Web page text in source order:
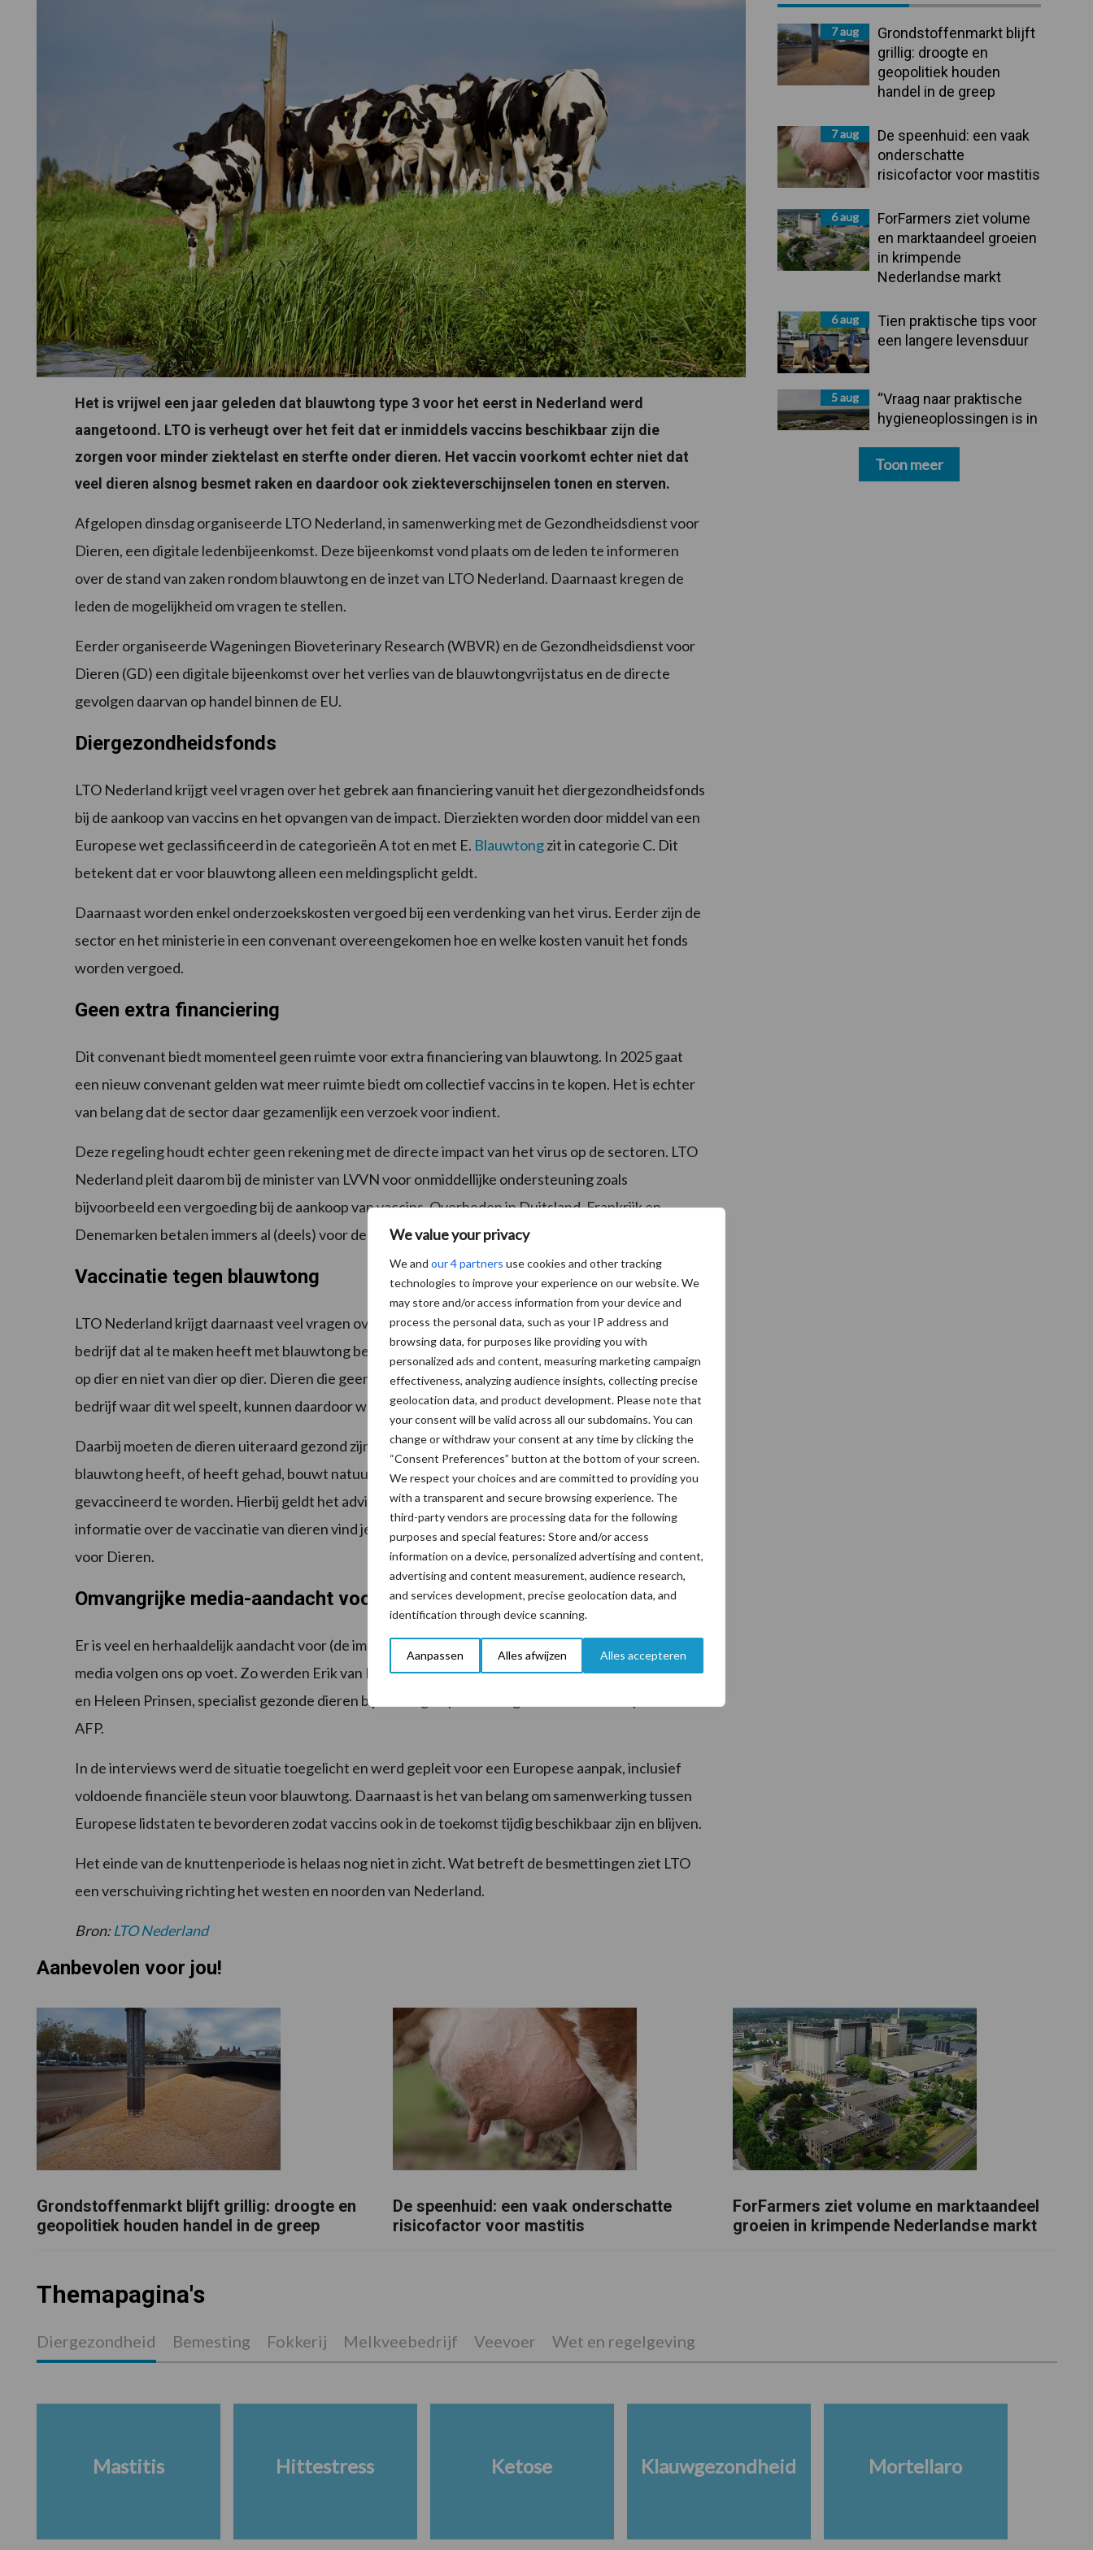
We value your privacy
We and our 4 partners use cookies and other tracking
technologies to improve your experience on our website. We
may store and/or access information from your device and
process the personal data, such as your IP address and
browsing data, for purposes like providing you with
personalized ads and content, measuring marketing campaign
effectiveness, analyzing audience insights, collecting precise
geolocation data, and product development. Please note that
your consent will be valid across all our subdomains. You can
change or withdraw your consent at any time by clicking the
“Consent Preferences” button at the bottom of your screen.
We respect your choices and are committed to providing you
with a transparent and secure browsing experience. The
third-party vendors are processing data for the following
purposes and special features: Store and/or access
information on a device, personalized advertising and content,
advertising and content measurement, audience research,
and services development, precise geolocation data, and
identification through device scanning.
Aanpassen Alles afwijzen Alles accepteren
Het is vrijwel een jaar geleden dat blauwtong type 3 voor het eerst in Nederland werd
aangetoond. LTO is verheugt over het feit dat er inmiddels vaccins beschikbaar zijn die
zorgen voor minder ziektelast en sterfte onder dieren. Het vaccin voorkomt echter niet dat
veel dieren alsnog besmet raken en daardoor ook ziekteverschijnselen tonen en sterven.
Afgelopen dinsdag organiseerde LTO Nederland, in samenwerking met de Gezondheidsdienst voor
Dieren, een digitale ledenbijeenkomst. Deze bijeenkomst vond plaats om de leden te informeren
over de stand van zaken rondom blauwtong en de inzet van LTO Nederland. Daarnaast kregen de
leden de mogelijkheid om vragen te stellen.
Eerder organiseerde Wageningen Bioveterinary Research (WBVR) en de Gezondheidsdienst voor
Dieren (GD) een digitale bijeenkomst over het verlies van de blauwtongvrijstatus en de directe
gevolgen daarvan op handel binnen de EU.
Diergezondheidsfonds
LTO Nederland krijgt veel vragen over het gebrek aan financiering vanuit het diergezondheidsfonds
bij de aankoop van vaccins en het opvangen van de impact. Dierziekten worden door middel van een
Europese wet geclassificeerd in de categorieën A tot en met E. Blauwtongzit in categorie C. Dit
betekent dat er voor blauwtong alleen een meldingsplicht geldt.
Daarnaast worden enkel onderzoekskosten vergoed bij een verdenking van het virus. Eerder zijn de
sector en het ministerie in een convenant overeengekomen hoe en welke kosten vanuit het fonds
worden vergoed.
Geen extra financiering
Dit convenant biedt momenteel geen ruimte voor extra financiering van blauwtong. In 2025 gaat
een nieuw convenant gelden wat meer ruimte biedt om collectief vaccins in te kopen. Het is echter
van belang dat de sector daar gezamenlijk een verzoek voor indient.
Deze regeling houdt echter geen rekening met de directe impact van het virus op de sectoren. LTO
Nederland pleit daarom bij de minister van LVVN voor onmiddellijke ondersteuning zoals
bijvoorbeeld een vergoeding bij de aankoop van vaccins. Overheden in Duitsland, Frankrijk en
Denemarken betalen immers al (deels) voor de aanschaf van de vaccins.
Vaccinatie tegen blauwtong
LTO Nederland krijgt daarnaast veel vragen over devaccinatie van dieren tegen blauwtongop een
bedrijf dat al te maken heeft met blauwtong besmettingen. Het virus wordt overgedragen van knut
op dier en niet van dier op dier. Dieren die geen verschijnselen vertonen van blauwtong op een
bedrijf waar dit wel speelt, kunnen daardoor wel gevaccineerd worden.
Daarbij moeten de dieren uiteraard gezond zijn op het moment van vaccineren. Een dier dat
blauwtong heeft, of heeft gehad, bouwt natuurlijke immuniteit op en hoeft daardoor niet meer
gevaccineerd te worden. Hierbij geldt het advies om één naald per dier te gebruiken. Meer
informatie over de vaccinatie van dieren vind je in de digitale bijeenkomst van de Gezondheidsdienst
voor Dieren.
Omvangrijke media-aandacht voor blauwtong
Er is veel en herhaaldelijk aandacht voor (de impact van) blauwtong in de media. Ook de buitenlandse
media volgen ons op voet. Zo werden Erik van Norel, bestuurder bij LTO vakgroep schapenhouderij
en Heleen Prinsen, specialist gezonde dieren bij LTO afgelopen week geïnterviewd door persbureau
AFP.
In de interviews werd de situatie toegelicht en werd gepleit voor een Europese aanpak, inclusief
voldoende financiële steun voor blauwtong. Daarnaast is het van belang om samenwerking tussen
Europese lidstaten te bevorderen zodat vaccins ook in de toekomst tijdig beschikbaar zijn en blijven.
Het einde van de knuttenperiode is helaas nog niet in zicht. Wat betreft de besmettingen ziet LTO
een verschuiving richting het westen en noorden van Nederland.
Bron:LTO Nederland
Sidebar7 aug
Grondstoffenmarkt blijft
grillig: droogte en
geopolitiek houden
handel in de greep
7 aug
De speenhuid: een vaak
onderschatte
risicofactor voor mastitis
6 aug
ForFarmers ziet volume
en marktaandeel groeien
in krimpende
Nederlandse markt
6 aug
Tien praktische tips voor
een langere levensduur
5 aug
“Vraag naar praktische
hygieneoplossingen is in
Toon meer
Aanbevolen voor jou!
Grondstoffenmarkt blijft grillig: droogte en
geopolitiek houden handel in de greep
De speenhuid: een vaak onderschatte
risicofactor voor mastitis
ForFarmers ziet volume en marktaandeel
groeien in krimpende Nederlandse markt
Themapagina's
Diergezondheid Bemesting Fokkerij Melkveebedrijf Veevoer Wet en regelgeving
Mastitis Hittestress Ketose Klauwgezondheid Mortellaro